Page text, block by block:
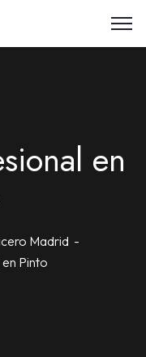
en
Madrid
Pinto